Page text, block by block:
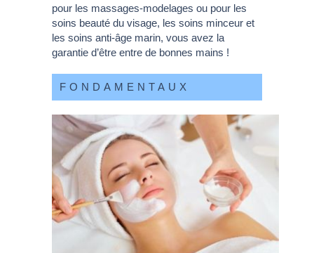
pour les massages-modelages ou pour les
soins beauté du visage, les soins minceur et
les soins anti-âge marin, vous avez la
garantie d’être entre de bonnes mains !
FONDAMENTAUX